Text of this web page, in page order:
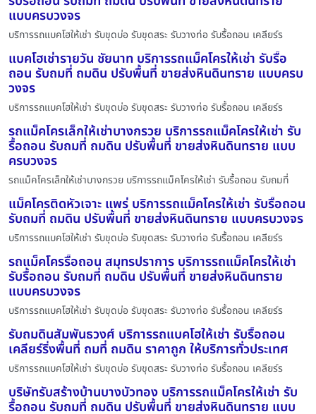
แบบครบวงจร
บริการรถแบคโฮให้เช่า รับขุดบ่อ รับขุดสระ รับวางท่อ รับรื้อถอน เคลียร์ร
แบคโฮเช่ารายวัน ชัยนาท บริการรถแม็คโครให้เช่า รับรื้อ
ถอน รับถมที่ ถมดิน ปรับพื้นที่ ขายส่งหินดินทราย แบบครบ
วงจร
บริการรถแบคโฮให้เช่า รับขุดบ่อ รับขุดสระ รับวางท่อ รับรื้อถอน เคลียร์ร
รถแม็คโครเล็กให้เช่าบางกรวย บริการรถแม็คโครให้เช่า รับ
รื้อถอน รับถมที่ ถมดิน ปรับพื้นที่ ขายส่งหินดินทราย แบบ
ครบวงจร
รถแม็คโครเล็กให้เช่าบางกรวย บริการรถแม็คโครให้เช่า รับรื้อถอน รับถมที่
แม็คโครติดหัวเจาะ แพร่ บริการรถแม็คโครให้เช่า รับรื้อถอน
รับถมที่ ถมดิน ปรับพื้นที่ ขายส่งหินดินทราย แบบครบวงจร
บริการรถแบคโฮให้เช่า รับขุดบ่อ รับขุดสระ รับวางท่อ รับรื้อถอน เคลียร์ร
รถแม็คโครรื้อถอน สมุทรปราการ บริการรถแม็คโครให้เช่า
รับรื้อถอน รับถมที่ ถมดิน ปรับพื้นที่ ขายส่งหินดินทราย
แบบครบวงจร
บริการรถแบคโฮให้เช่า รับขุดบ่อ รับขุดสระ รับวางท่อ รับรื้อถอน เคลียร์ร
รับถมดินสัมพันธวงศ์ บริการรถแบคโฮให้เช่า รับรื้อถอน
เคลียร์ริ่งพื้นที่ ถมที่ ถมดิน ราคาถูก ให้บริการทั่วประเทศ
บริการรถแบคโฮให้เช่า รับขุดบ่อ รับขุดสระ รับวางท่อ รับรื้อถอน เคลียร์ร
บริษัทรับสร้างบ้านบางบัวทอง บริการรถแม็คโครให้เช่า รับ
รื้อถอน รับถมที่ ถมดิน ปรับพื้นที่ ขายส่งหินดินทราย แบบ